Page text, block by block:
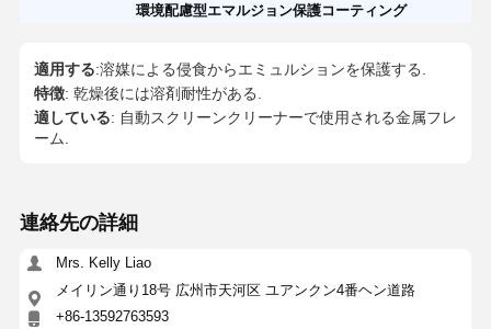
環境配慮型エマルジョン保護コーティング
適用する:溶媒による侵食からエミュルションを保護する.
特徴: 乾燥後には溶剤耐性がある.
適している: 自動スクリーンクリーナーで使用される金属フレ
ーム.
連絡先の詳細
Mrs. Kelly Liao
メイリン通り18号 広州市天河区 ユアンクン4番ヘン道路
+86-13592763593